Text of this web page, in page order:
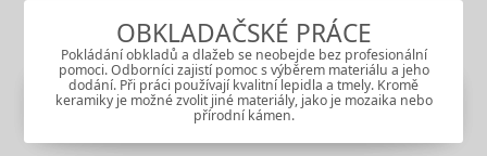
OBKLADAČSKÉ PRÁCE
Pokládání obkladů a dlažeb se neobejde bez profesionální
pomoci. Odborníci zajistí pomoc s výběrem materiálu a jeho
dodání. Při práci používají kvalitní lepidla a tmely. Kromě
keramiky je možné zvolit jiné materiály, jako je mozaika nebo
přírodní kámen.